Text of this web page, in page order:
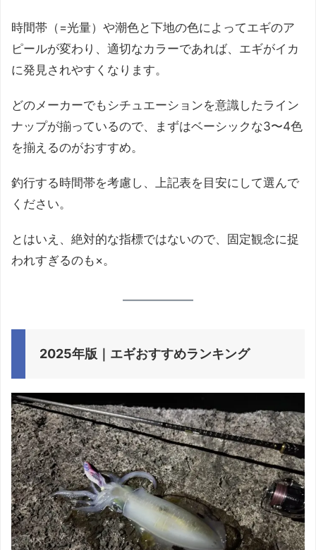
時間帯（=光量）や潮色と下地の色によってエギのア
ピールが変わり、適切なカラーであれば、エギがイカ
に発見されやすくなります。
どのメーカーでもシチュエーションを意識したライン
ナップが揃っているので、まずはベーシックな3〜4色
を揃えるのがおすすめ。
釣行する時間帯を考慮し、上記表を目安にして選んで
ください。
とはいえ、絶対的な指標ではないので、固定観念に捉
われすぎるのも×。
2025年版｜エギおすすめランキング